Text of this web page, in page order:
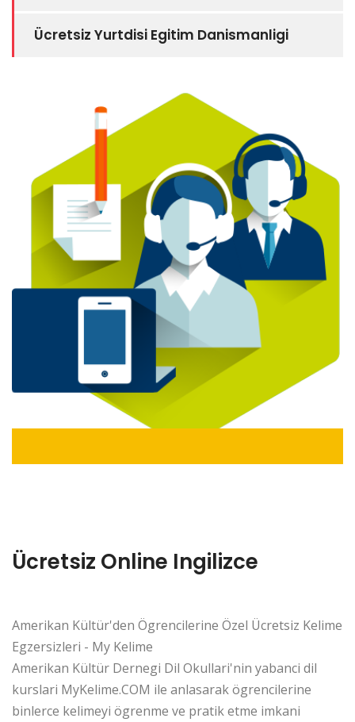
Ücretsiz Yurtdisi Egitim Danismanligi
Ücretsiz Online Ingilizce
Amerikan Kültür'den Ögrencilerine Özel Ücretsiz Kelime
Egzersizleri - My Kelime
Amerikan Kültür Dernegi Dil Okullari'nin yabanci dil
kurslari MyKelime.COM ile anlasarak ögrencilerine
binlerce kelimeyi ögrenme ve pratik etme imkani